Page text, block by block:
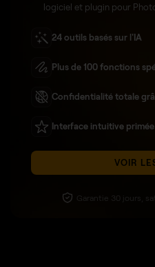
logiciel et plugin pour
24 outils basés sur l'IA
Plus de 100 fonctions
Confidentialité totale
Interface intuitive primée
VOIR
Garantie 30 jours,